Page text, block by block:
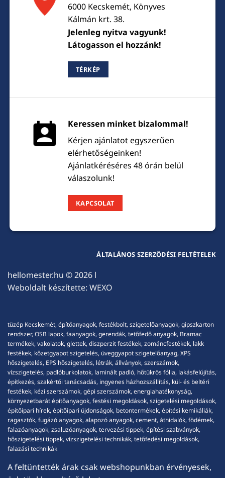
6000 Kecskemét, Könyves
Kálmán krt. 38.
Jelenleg nyitva vagyunk!
Látogasson el hozzánk!
TÉRKÉP
Keressen minket bizalommal!
Kérjen ajánlatot egyszerűen
elérhetőségeinken!
Ajánlatkéréséres 48 órán belül
válaszolunk!
KAPCSOLAT
hellomester.hu © 2026 l
Weboldalt készítette: WEXO
ÁLTALÁNOS SZERZŐDÉSI FELTÉTELEK
tüzép Kecskemét, építőanyagok, festékbolt, szigetelőanyagok, gipszkarton
rendszer, OSB lapok, faanyagok, gerendák, tetőfedő anyagok, Bramac
termékek, vakolatok, glettek, diszperzit festékek, zománcfestékek, lakk
festékek, kőzetgyapot szigetelés, üveggyapot szigetelőanyag, XPS
hőszigetelés, EPS hőszigetelés, létrák, állványok, szerszámok,
vízszigetelés, padlóburkolatok, laminált padló, hőtükrös fólia, lakásfelújítás,
építkezés, szakértői tanácsadás, ingyenes házhozszállítás, kül- és beltéri
festékek, kézi szerszámok, gépi szerszámok, energiahatékonyság,
környezetbarát építőanyagok, festési megoldások, szigetelési megoldások,
építőipari hírek, építőipari újdonságok, betontermékek, építési kemikáliák,
ragasztók, fugázó anyagok, alapozó anyagok, cement, áthidalók, födémek,
falazóanyagok, zsaluzóanyagok, tervezési tippek, építési szabványok,
hőszigetelési tippek, vízszigetelési technikák, tetőfedési megoldások,
falazási technikák
A feltüntették árak csak webshopunkban érvényesek,